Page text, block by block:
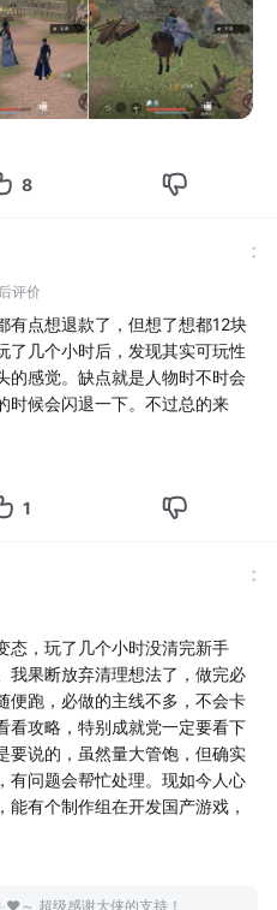
8
评价
有点想退款了，但想了想都12块
了几个小时后，发现其实可玩性
的感觉。缺点就是人物时不时会
时候会闪退一下。不过总的来
1
态，玩了几个小时没清完新手
我果断放弃清理想法了，做完必
便跑，必做的主线不多，不会卡
看攻略，特别成就党一定要看下
要说的，虽然量大管饱，但确实
有问题会帮忙处理。现如今人心
有个制作组在开发国产游戏，
个热爱武侠的玩家，我能接受
开花结果。那我这份微不足道
～ 超级感谢大侠的支持！